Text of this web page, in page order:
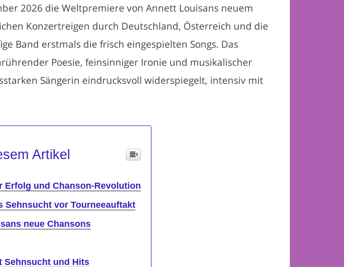
2026 die Weltpremiere von Annett Louisans neuem
Konzertreigen durch Deutschland, Österreich und die
Band erstmals die frisch eingespielten Songs. Das
Poesie, feinsinniger Ironie und musikalischer
Sängerin eindrucksvoll widerspiegelt, intensiv mit
Artikel
Erfolg und Chanson-Revolution
vor Tourneeauftakt
neue Chansons
Sehnsucht und Hits